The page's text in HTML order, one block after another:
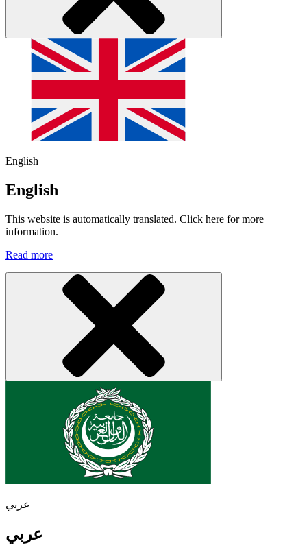
English
English
This website is automatically translated. Click here for more
information.
Read more
عربي
عربي